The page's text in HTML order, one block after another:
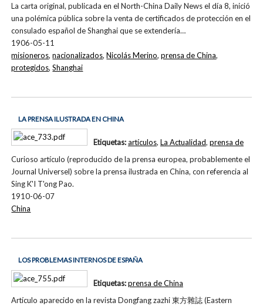
La carta original, publicada en el North-China Daily News el día 8, inició
una polémica pública sobre la venta de certificados de protección en el
consulado español de Shanghai que se extendería…
1906-05-11
misioneros,nacionalizados,Nicolás Merino,prensa de China,
protegidos,Shanghai
LA PRENSA ILUSTRADA EN CHINA
Curioso artículo (reproducido de la prensa europea, probablemente el
Journal Universel) sobre la prensa ilustrada en China, con referencia al
Sing K'I T'ong Pao.
1910-06-07
Etiquetas:artículos, La Actualidad, prensa de
China
LOS PROBLEMAS INTERNOS DE ESPAÑA
Artículo aparecido en la revista Dongfang zazhi 東方雜誌 (Eastern
Etiquetas:prensa de China